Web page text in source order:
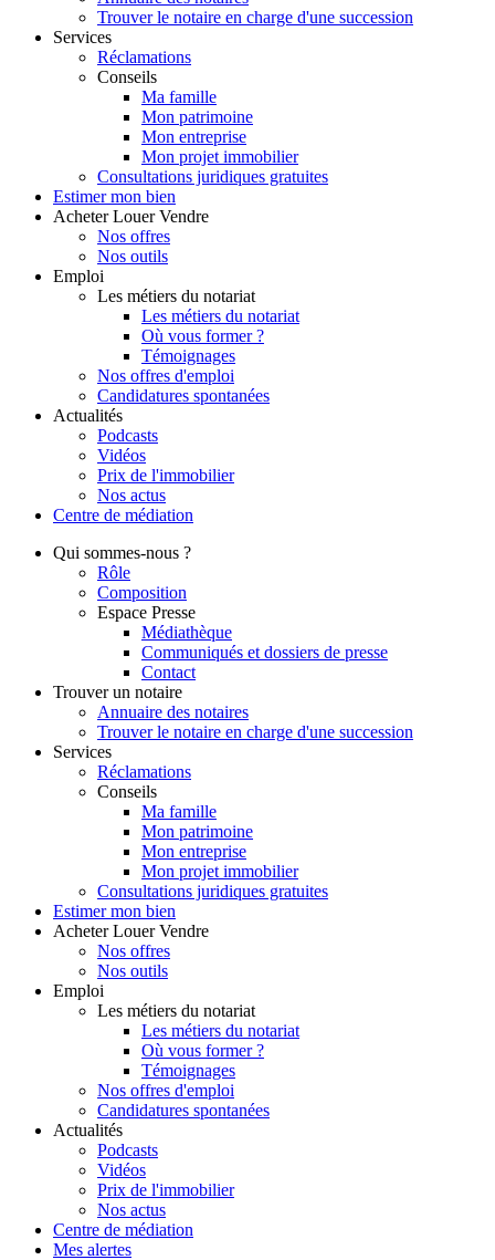
Trouver le notaire en charge d'une succession
Services
Réclamations
Conseils
Ma famille
Mon patrimoine
Mon entreprise
Mon projet immobilier
Consultations juridiques gratuites
Estimer mon bien
Acheter Louer Vendre
Nos offres
Nos outils
Emploi
Les métiers du notariat
Les métiers du notariat
Où vous former ?
Témoignages
Nos offres d'emploi
Candidatures spontanées
Actualités
Podcasts
Vidéos
Prix de l'immobilier
Nos actus
Centre de médiation
Qui sommes-nous ?
Rôle
Composition
Espace Presse
Médiathèque
Communiqués et dossiers de presse
Contact
Trouver un notaire
Annuaire des notaires
Trouver le notaire en charge d'une succession
Services
Réclamations
Conseils
Ma famille
Mon patrimoine
Mon entreprise
Mon projet immobilier
Consultations juridiques gratuites
Estimer mon bien
Acheter Louer Vendre
Nos offres
Nos outils
Emploi
Les métiers du notariat
Les métiers du notariat
Où vous former ?
Témoignages
Nos offres d'emploi
Candidatures spontanées
Actualités
Podcasts
Vidéos
Prix de l'immobilier
Nos actus
Centre de médiation
Mes alertes